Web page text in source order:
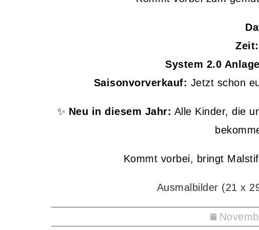
Zeit:
System 2.0
Saisonvorverkauf: Jetzt schon
✨ Neu in diesem Jahr: Alle Kinder, die
Kommt vorbei, bringt
Ausmalbilder (21 x